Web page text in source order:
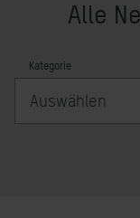
Alle
Kategorie
Auswählen